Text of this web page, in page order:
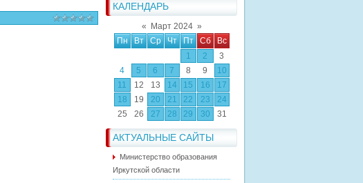
КАЛЕНДАРЬ
« Март 2024 »
Пн
Вт Ср Чт Пт Сб
Вс
1
2
3
4
5 6 7 8 9
10
11
12 13 14 15 16
17
18
19 20 21 22 23
24
25
26 27 28 29 30 31
АКТУАЛЬНЫЕ САЙТЫ
Министерство образования
Иркутской области